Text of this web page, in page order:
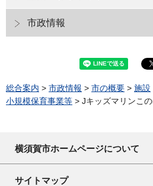
市政情報
総合案内 > 市政情報 > 市の概要 > 施設
小規模保育事業等 > Jキッズマリンこ
横須賀市ホームページについて
サイトマップ